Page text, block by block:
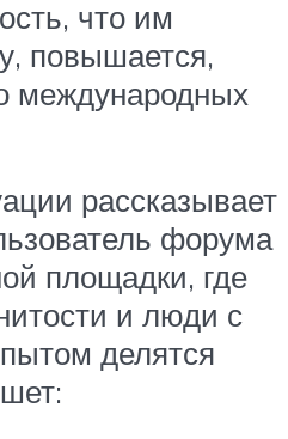
что им
повышается,
международных
рассказывает
форума
площадки, где
и люди с
делятся